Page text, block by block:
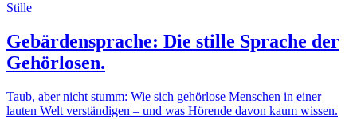
Stille
Gebärdensprache: Die stille Sprache der
Gehörlosen.
Taub, aber nicht stumm: Wie sich gehörlose Menschen in einer
lauten Welt verständigen – und was Hörende davon kaum wissen.